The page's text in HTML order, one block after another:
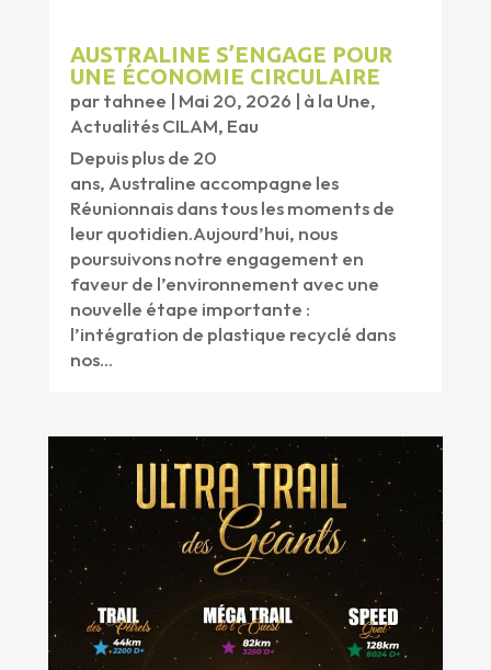
AUSTRALINE S’ENGAGE POUR
UNE ÉCONOMIE CIRCULAIRE
partahnee | Mai 20, 2026 | à la Une,
Actualités CILAM, Eau
Depuis plus de 20
ans, Australine accompagne les
Réunionnais dans tous les moments de
leur quotidien.Aujourd’hui, nous
poursuivons notre engagement en
faveur de l’environnement avec une
nouvelle étape importante :
l’intégration de plastique recyclé dans
nos...